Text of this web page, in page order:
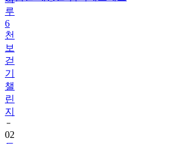
천
보
걷
기
챌
린
지
02
트
로